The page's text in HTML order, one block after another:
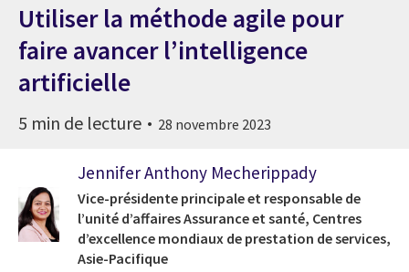
Utiliser la méthode agile pour
faire avancer l’intelligence
artificielle
5 min de lecture 28 novembre 2023
Jennifer Anthony Mecherippady
Vice-présidente principale et responsable de
l’unité d’affaires Assurance et santé, Centres
d’excellence mondiaux de prestation de services,
Asie-Pacifique